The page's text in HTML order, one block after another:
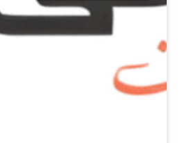
الرواية الأولى
نروي لتعرف